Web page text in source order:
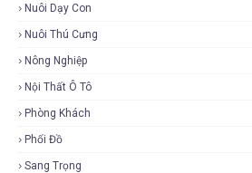
Nuôi Dạy Con
Nuôi Thú Cưng
Nông Nghiệp
Nội Thất Ô Tô
Phòng Khách
Phối Đồ
Sang Trọng